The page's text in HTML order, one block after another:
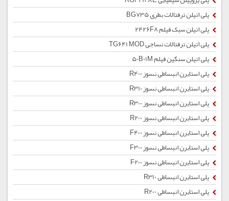
پلی اتیلن ترفتالات بطری BG735
پلی اتیلن سبک فیلم 2426F8
پلی اتیلن ترفتالات نساجی TG641 MOD
پلی اتیلن سنگین فیلم 50B01M
پلی استایرن انبساطی نسوز R400
پلی استایرن انبساطی نسوز R310
پلی استایرن انبساطی نسوز R300
پلی استایرن انبساطی نسوز R200
پلی استایرن انبساطی نسوز F400
پلی استایرن انبساطی نسوز F300
پلی استایرن انبساطی نسوز F200
پلی استایرن انبساطی R310
پلی استایرن انبساطی R200